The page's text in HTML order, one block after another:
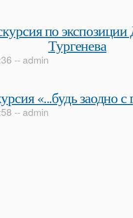
экскурсия «в сером доме с белыми
по
Тургенева
-- admin
по экспозиции дома-музея и. с.
«...будь заодно
-- admin
заодно с гением!»